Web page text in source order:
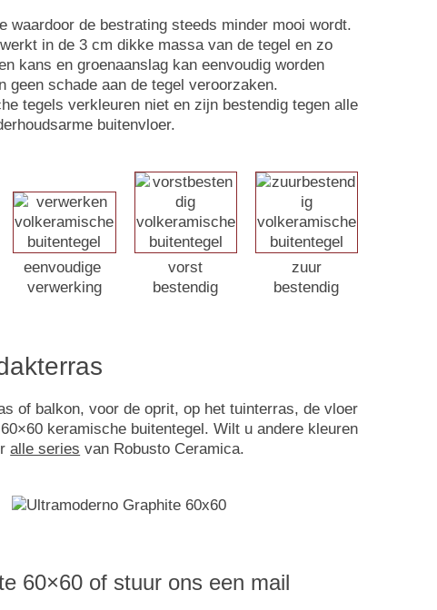
waardoor de bestrating steeds minder mooi wordt.
in de 3 cm dikke massa van de tegel en zo
kans en groenaanslag kan eenvoudig worden
schade aan de tegel veroorzaken.
tegels verkleuren niet en zijn bestendig tegen alle
buitenvloer.
eenvoudige
verwerking
vorst
bestendig
zuur
bestendig
of balkon, voor de oprit, op het tuinterras, de vloer
keramische buitentegel. Wilt u andere kleuren
alle series van Robusto Ceramica.
60×60 of stuur ons een mail